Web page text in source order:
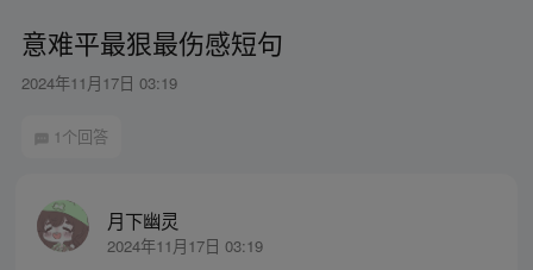
意难平最狠最伤感短句
2024年11月17日 03:19
1个回答
月下幽灵
2024年11月17日 03:19